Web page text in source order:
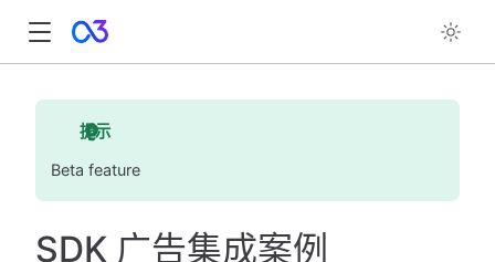
提示
Beta feature
SDK 广告集成案例